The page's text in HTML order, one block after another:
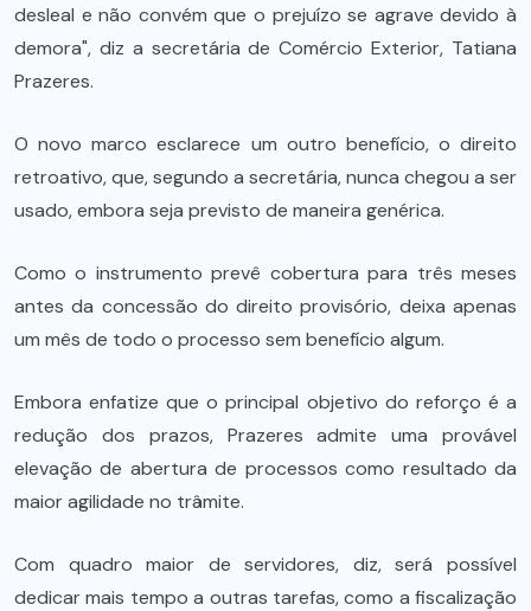
desleal e não convém que o prejuízo se agrave devido à
demora", diz a secretária de Comércio Exterior, Tatiana
Prazeres.
O novo marco esclarece um outro benefício, o direito
retroativo, que, segundo a secretária, nunca chegou a ser
usado, embora seja previsto de maneira genérica.
Como o instrumento prevê cobertura para três meses
antes da concessão do direito provisório, deixa apenas
um mês de todo o processo sem benefício algum.
Embora enfatize que o principal objetivo do reforço é a
redução dos prazos, Prazeres admite uma provável
elevação de abertura de processos como resultado da
maior agilidade no trâmite.
Com quadro maior de servidores, diz, será possível
dedicar mais tempo a outras tarefas, como a fiscalização